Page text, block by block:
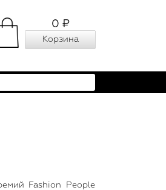
0 ₽
Корзина
Fashion People